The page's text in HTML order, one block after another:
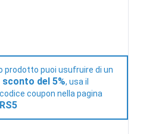
prodotto puoi usufruire di un
del 5%, usa il
coupon nella pagina